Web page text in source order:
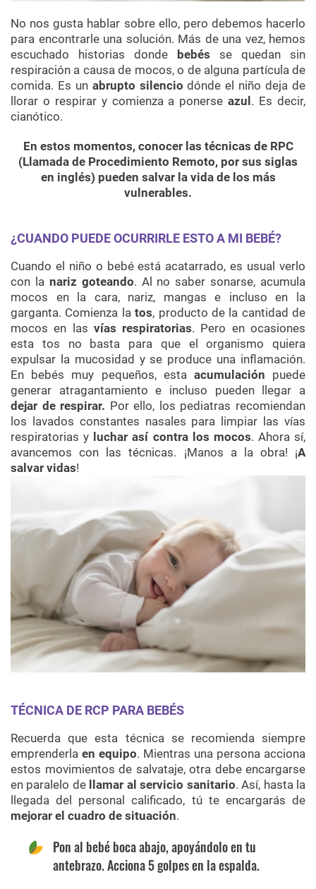
No nos gusta hablar sobre ello, pero debemos hacerlo
para encontrarle una solución. Más de una vez, hemos
escuchado historias donde
bebés se quedan sin
respiración a causa de mocos, o de alguna partícula de
comida. Es un abrupto silencio dónde el niño deja de
llorar o respirar y comienza a ponerseazul . Es decir,
cianótico.
En estos momentos, conocer las técnicas de RPC
(Llamada de Procedimiento Remoto, por sus siglas
en inglés) pueden salvar la vida de los más
vulnerables.
¿CUANDO PUEDE OCURRIRLE ESTO A MI BEBÉ?
Cuando el niño o bebé está acatarrado, es usual verlo
con la nariz goteando. Al no saber sonarse, acumula
mocos en la cara, nariz, mangas e incluso en la
garganta. Comienza latos, producto de la cantidad de
mocos en las vías respiratorias. Pero en ocasiones
esta tos no basta para que el organismo quiera
expulsar la mucosidad y se produce una inflamación.
En bebés muy pequeños, esta acumulación puede
generar atragantamiento e incluso pueden llegar a
dejar de respirar. Por ello, los pediatras recomiendan
los lavados constantes nasales para limpiar las vías
respiratorias y luchar así contra los mocos. Ahora sí,
avancemos con las técnicas. ¡Manos a la obra! ¡A
salvar vidas!
TÉCNICA DE RCP PARA BEBÉS
Recuerda que esta técnica se recomienda siempre
emprenderla en equipo. Mientras una persona acciona
estos movimientos de salvataje, otra debe encargarse
en paralelo de
llamar al servicio sanitario. Así, hasta la
llegada del personal calificado, tú te encargarás de
mejorar el cuadro de situación.
Pon al bebé boca abajo, apoyándolo en tu
antebrazo. Acciona 5 golpes en la espalda.